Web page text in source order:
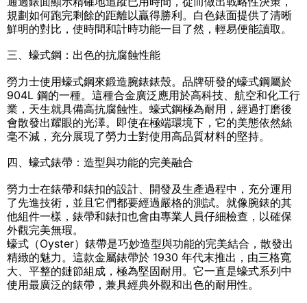
規劃如何跑完剩餘的距離以贏得勝利。白色錶面提供了清晰
鮮明的對比，使時間和計時功能一目了然，輕易便能讀取。
三、蠔式鋼：出色的抗腐蝕性能
勞力士使用蠔式鋼來鍛造腕錶錶殼。品牌研發的蠔式鋼屬於
904L 鋼的一種。這種合金廣泛應用於高科技、航空和化工行
業，天生就具備高抗腐蝕性。蠔式鋼極為耐用，經過打磨後
會散發出耀眼的光澤。即使在極端環境下，它的美態依然絲
毫不減，充分展現了勞力士對使用高品質材料的堅持。
四、蠔式錶帶：造型與功能的完美融合
勞力士在錶帶和錶扣的設計、開發及生產過程中，充分運用
了先進技術，並且它們都要經過嚴格的測試。就像腕錶的其
他組件一樣，錶帶和錶扣也會由專業人員仔細檢查，以確保
外觀完美無瑕。
蠔式（Oyster）錶帶是巧妙造型與功能的完美結合，散發出
精緻的魅力。這款金屬錶帶於 1930 年代末推出，由三格寬
大、平整的鏈節組成，極為堅固耐用。它一直是蠔式系列中
使用最廣泛的錶帶，兼具經典外觀和出色的耐用性。